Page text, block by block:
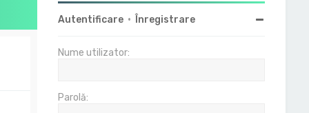
Autentificare • Înregistrare
Nume utilizator:
Parolă: